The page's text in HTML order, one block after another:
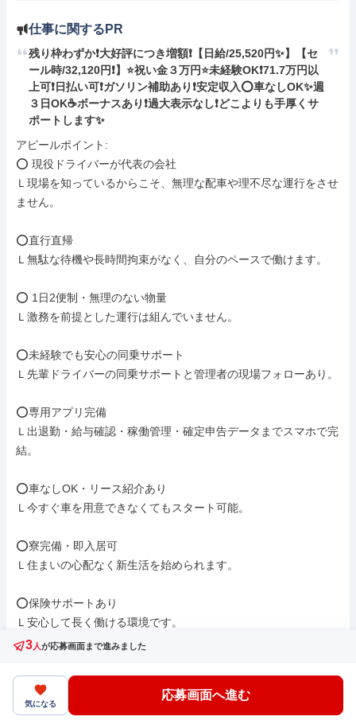
仕事に関するPR
残り枠わずか❗大好評につき増額❗【日給/25,520円✨️】【セ
ール時/32,120円❗】⭐️祝い金３万円⭐️未経験OK❗71.7万円以
上可❗日払い可❗ガソリン補助あり❗安定収入⭕車なしOK✨週
３日OK☕ボーナスあり❗過大表示なし❗どこよりも手厚くサ
ポートします✨
アピールポイント:
⭕ 現役ドライバーが代表の会社
Ｌ現場を知っているからこそ、無理な配車や理不尽な運行をさせ
ません。
⭕直行直帰
Ｌ無駄な待機や長時間拘束がなく、自分のペースで働けます。
⭕ 1日2便制・無理のない物量
Ｌ激務を前提とした運行は組んでいません。
⭕未経験でも安心の同乗サポート
Ｌ先輩ドライバーの同乗サポートと管理者の現場フォローあり。
⭕専用アプリ完備
Ｌ出退勤・給与確認・稼働管理・確定申告データまでスマホで完
結。
⭕車なしOK・リース紹介あり
Ｌ今すぐ車を用意できなくてもスタート可能。
⭕寮完備・即入居可
Ｌ住まいの心配なく新生活を始められます。
⭕保険サポートあり
Ｌ安心して長く働ける環境です。
Ｌ急な出費にも柔軟に対応可能です。
⭕ 髪型・髪色自由／ピアス・ネイルOK
3人が応募画面まで進みました
気になる
応募画面へ進む